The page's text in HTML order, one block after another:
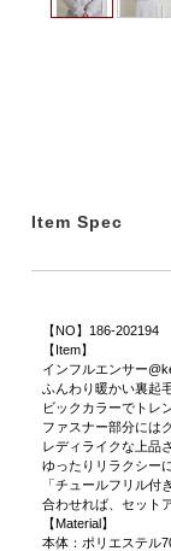
Item Spec
【NO】186-202194
【Item】
インフルエンサー
ふんわり暖かい裏起
ビックカラーでトレ
ファスナー部分には
レディライクな上品
ゆったりリラクシー
「チュールフリル付
合わせれば、セット
【Material】
本体：ポリエステル